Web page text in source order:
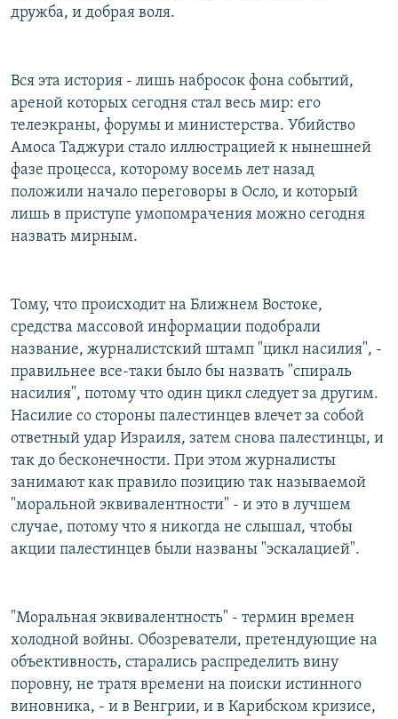
дружба, и добрая воля.
Вся эта история - лишь набросок фона событий,
ареной которых сегодня стал весь мир: его
телеэкраны, форумы и министерства. Убийство
Амоса Таджури стало иллюстрацией к нынешней
фазе процесса, которому восемь лет назад
положили начало переговоры в Осло, и который
лишь в приступе умопомрачения можно сегодня
назвать мирным.
Тому, что происходит на Ближнем Востоке,
средства массовой информации подобрали
название, журналистский штамп "цикл насилия", -
правильнее все-таки было бы назвать "спираль
насилия", потому что один цикл следует за другим.
Насилие со стороны палестинцев влечет за собой
ответный удар Израиля, затем снова палестинцы, и
так до бесконечности. При этом журналисты
занимают как правило позицию так называемой
"моральной эквивалентности" - и это в лучшем
случае, потому что я никогда не слышал, чтобы
акции палестинцев были названы "эскалацией".
"Моральная эквивалентность" - термин времен
холодной войны. Обозреватели, претендующие на
объективность, старались распределить вину
поровну, не тратя времени на поиски истинного
виновника, - и в Венгрии, и в Карибском кризисе,